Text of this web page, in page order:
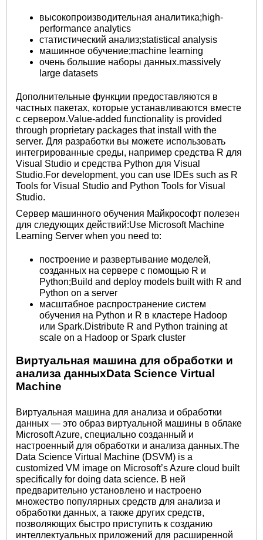
высокопроизводительная аналитика;high-
performance analytics
статистический анализ;statistical analysis
машинное обучение;machine learning
очень большие наборы данных.massively
large datasets
Дополнительные функции предоставляются в
частных пакетах, которые устанавливаются вместе
с сервером.Value-added functionality is provided
through proprietary packages that install with the
server. Для разработки вы можете использовать
интегрированные среды, например средства R для
Visual Studio и средства Python для Visual
Studio.For development, you can use IDEs such as R
Tools for Visual Studio and Python Tools for Visual
Studio.
Сервер машинного обучения Майкрософт полезен
для следующих действий:Use Microsoft Machine
Learning Server when you need to:
построение и развертывание моделей,
созданных на сервере с помощью R и
Python;Build and deploy models built with R and
Python on a server
масштабное распространение систем
обучения на Python и R в кластере Hadoop
или Spark.Distribute R and Python training at
scale on a Hadoop or Spark cluster
Виртуальная машина для обработки и
анализа данныхData Science Virtual
Machine
Виртуальная машина для анализа и обработки
данных — это образ виртуальной машины в облаке
Microsoft Azure, специально созданный и
настроенный для обработки и анализа данных.The
Data Science Virtual Machine (DSVM) is a
customized VM image on Microsoft’s Azure cloud built
specifically for doing data science. В ней
предварительно установлено и настроено
множество популярных средств для анализа и
обработки данных, а также других средств,
позволяющих быстро приступить к созданию
интеллектуальных приложений для расширенной